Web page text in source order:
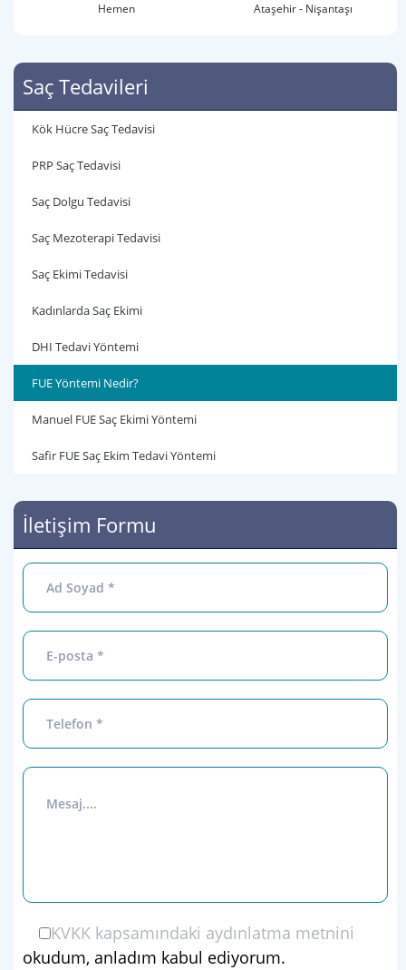
Hemen Ataşehir - Nişantaşı
Saç Tedavileri
Kök Hücre Saç Tedavisi
PRP Saç Tedavisi
Saç Dolgu Tedavisi
Saç Mezoterapi Tedavisi
Saç Ekimi Tedavisi
Kadınlarda Saç Ekimi
DHI Tedavi Yöntemi
FUE Yöntemi Nedir?
Manuel FUE Saç Ekimi Yöntemi
Safir FUE Saç Ekim Tedavi Yöntemi
İletişim Formu
KVKK kapsamındaki aydınlatma metnini
okudum, anladım kabul ediyorum.